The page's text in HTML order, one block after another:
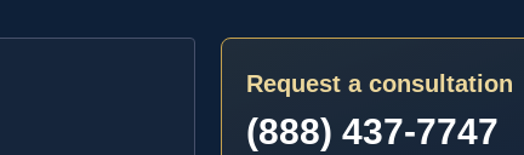
Request a consultation
(888) 437-7747